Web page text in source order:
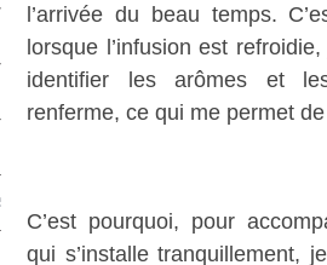
& FRUITS DE MER
l’arrivée du beau temps.
lorsque l’infusion est
identifier les arômes et
renferme, ce qui me permet de
C’est pourquoi, pour
qui s’installe tranquillement,